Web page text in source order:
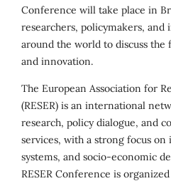
Conference will take place in
researchers, policymakers, and
around the world to discuss the
and innovation.
The European Association for
(RESER) is an international
research, policy dialogue, and
services, with a strong focus on
systems, and socio-economic
RESER Conference is